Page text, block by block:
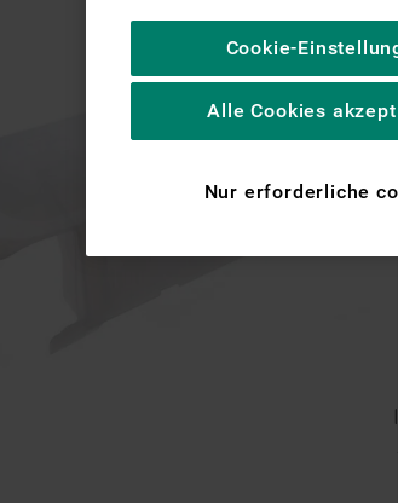
um die redaktionellen Inhalte
basierend auf Ihrer Nutzung der
personalisieren, die
spezifische Funktionen
(einschließlich über
Plattformen, beispielsweise
Cookie-
Nur erforderliche
Alle Cookies